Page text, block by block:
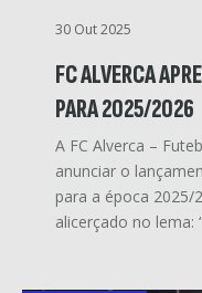
30 Out 2025
FC ALVERCA
PARA 2025/2026
A FC Alverca –
anunciar o
para a época
alicerçado no